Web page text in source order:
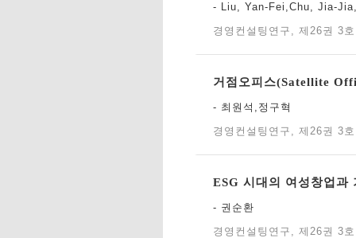
- Liu, Yan-Fei,Chu, Jia-
경영컨설팅연구, 제26권 3
거점오피스(Satellite
- 최원석,정구혁
경영컨설팅연구, 제26권 3
ESG 시대의 여성창업과
- 권순환
경영컨설팅연구, 제26권 3